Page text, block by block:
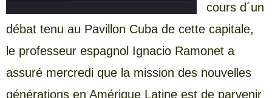
cours d´un
débat tenu au Pavillon Cuba de cette capitale,
le professeur espagnol Ignacio Ramonet a
assuré mercredi que la mission des nouvelles
générations en Amérique Latine est de parvenir